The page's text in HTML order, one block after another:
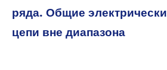
ряда. Общие
цепи вне диапазона